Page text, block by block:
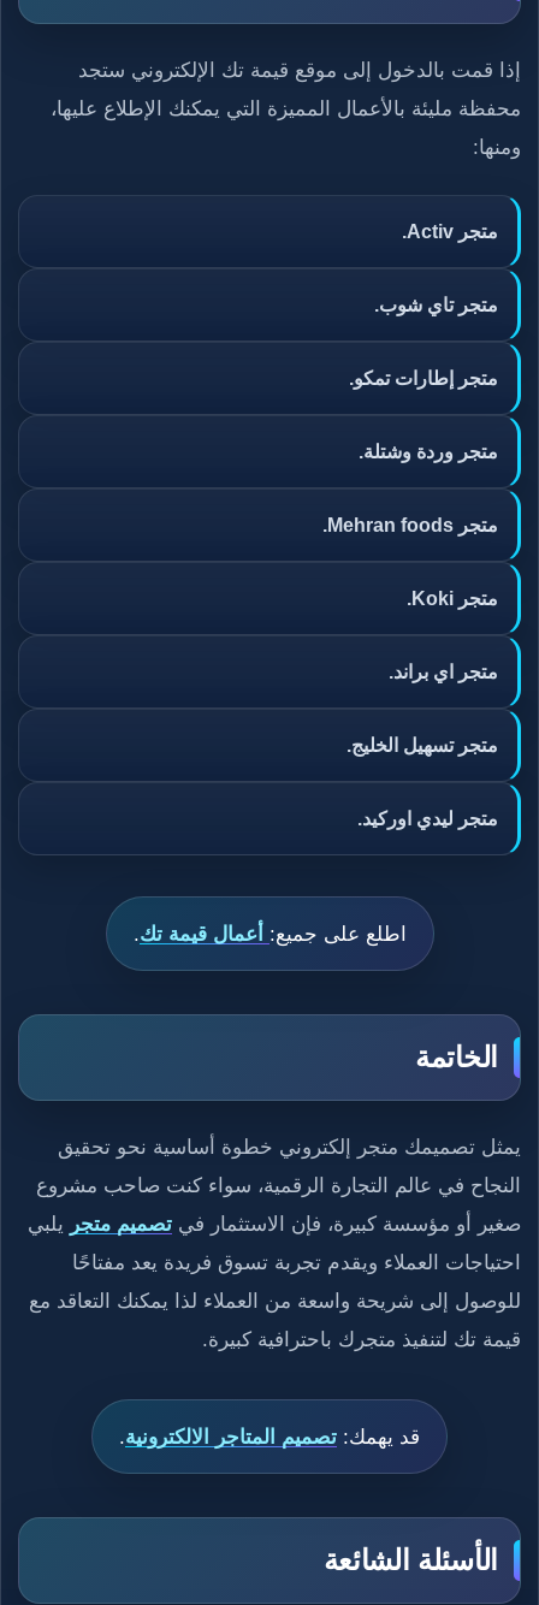
إذا قمت بالدخول إلى موقع قيمة تك الإلكتروني ستجد
محفظة مليئة بالأعمال المميزة التي يمكنك الإطلاع عليها،
ومنها:
متجر Activ.
متجر تاي شوب.
متجر إطارات تمكو.
متجر وردة وشتلة.
متجر Mehran foods.
متجر Koki.
متجر اي براند.
متجر تسهيل الخليج.
متجر ليدي اوركيد.
اطلع على جميع: أعمال قيمة تك.
الخاتمة
يمثل تصميمك متجر إلكتروني خطوة أساسية نحو تحقيق
النجاح في عالم التجارة الرقمية، سواء كنت صاحب مشروع
صغير أو مؤسسة كبيرة، فإن الاستثمار في تصميم متجر
يلبي
احتياجات العملاء ويقدم تجربة تسوق فريدة يعد مفتاحًا
للوصول إلى شريحة واسعة من العملاء لذا يمكنك التعاقد مع
قيمة تك لتنفيذ متجرك باحترافية كبيرة.
قد يهمك: تصميم المتاجر الالكترونية.
الأسئلة الشائعة